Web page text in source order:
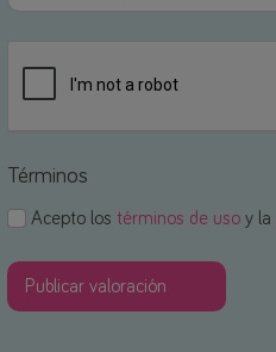
Términos
Acepto los términos de uso y la